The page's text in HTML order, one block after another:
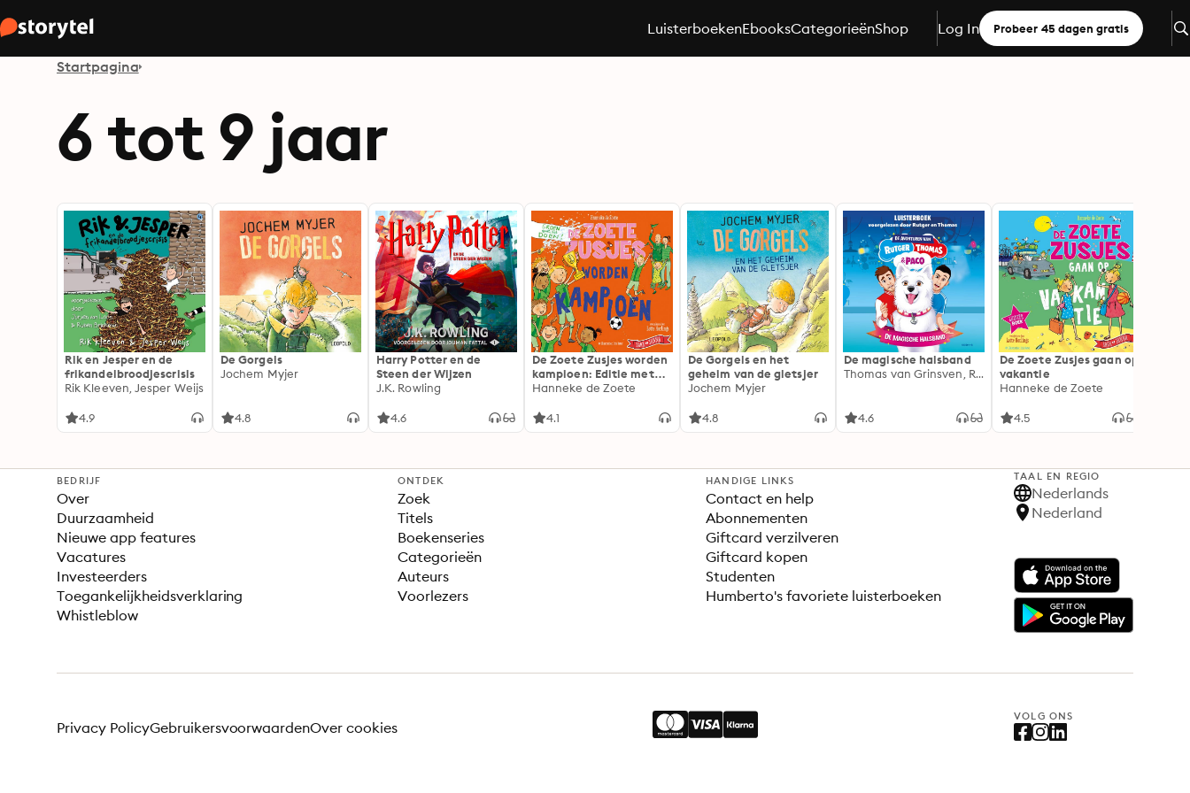
LuisterboekenEbooksCategorieënShop Log In Probeer 45 dagen gratis
Startpagina
6 tot 9 jaar
Rik en Jesper en de
frikandelbroodjescrisis
Rik Kleeven, Jesper Weijs
4.9
De Gorgels
Jochem Myjer
4.8
Harry Potter en de
Steen der Wijzen
J.K. Rowling
4.6
De Zoete Zusjes worden
kampioen: Editie met
muziek en
Hanneke de Zoete
4.1
De Gorgels en het
geheim van de gletsjer
Jochem Myjer
4.8
De magische halsband
Thomas van Grinsven, Rutger Vink
4.6
De Zoete Zusjes gaan op
vakantie
Hanneke de Zoete
4.5
BEDRIJF
Over
Duurzaamheid
Nieuwe app features
Vacatures
Investeerders
Toegankelijkheidsverklaring
Whistleblow
ONTDEK
Zoek
Titels
Boekenseries
Categorieën
Auteurs
Voorlezers
HANDIGE LINKS
Contact en help
Abonnementen
Giftcard verzilveren
Giftcard kopen
Studenten
Humberto's favoriete luisterboeken
TAAL EN REGIO
Nederlands
Nederland
VOLG ONS
Privacy PolicyGebruikersvoorwaardenOver cookies